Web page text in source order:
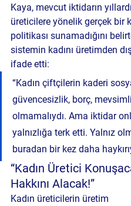
Kaya, mevcut iktidarın
üreticilere yönelik gerçek bir
politikası sunamadığını
sistemin kadını üretimden
ifade etti:
“Kadın çiftçilerin kaderi
güvencesizlik, borç,
olmamalıydı. Ama iktidar
yalnızlığa terk etti. Yalnız
buradan bir kez daha
“Kadın Üretici
Hakkını Alacak!”
Kadın üreticilerin üretim